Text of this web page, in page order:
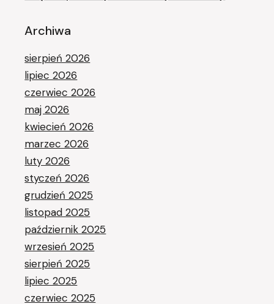
Archiwa
sierpień 2026
lipiec 2026
czerwiec 2026
maj 2026
kwiecień 2026
marzec 2026
luty 2026
styczeń 2026
grudzień 2025
listopad 2025
październik 2025
wrzesień 2025
sierpień 2025
lipiec 2025
czerwiec 2025